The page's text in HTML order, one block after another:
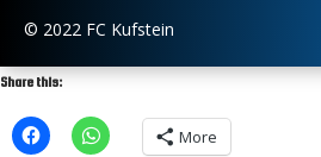
© 2022 FC Kufstein
Share this:
More